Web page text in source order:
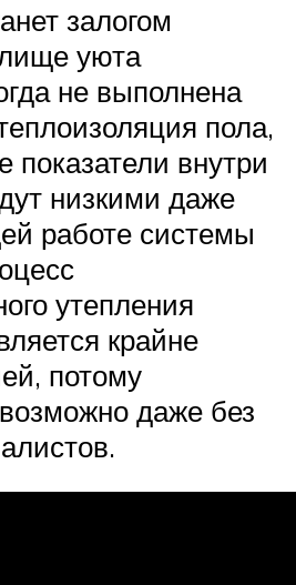
залогом
уюта
не выполнена
пола,
показатели внутри
низкими даже
работе системы
утепления
крайне
потому
даже без